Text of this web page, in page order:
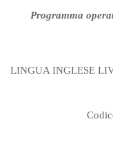
Programma
LINGUA INGLESE